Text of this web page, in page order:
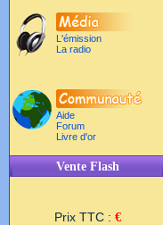
L'émission
La radio
Aide
Forum
Livre d'or
Vente Flash
Prix TTC : €